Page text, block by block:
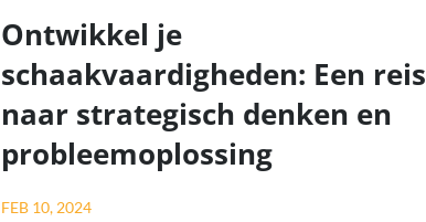
VAN
EEN
SCHAAKWORKSHOP
VOOR
LERAREN:
VERRIJKING
Ontwikkel je
schaakvaardigheden: Een reis
naar strategisch denken en
probleemoplossing
Posted
FEB 10, 2024